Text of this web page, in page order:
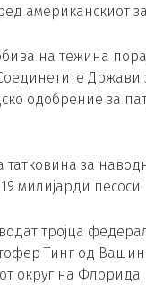
американскиот
на тежина
одобрение за
татковина за
милијарди песоси.
водат тројца
Тинг од
округ на Флорида.